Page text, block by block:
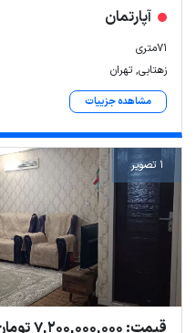
آپارتمان
71متری
زهتابی, تهران
مشاهده جزییات
1 تصویر
قیمت: 7,200,000,000 تومان